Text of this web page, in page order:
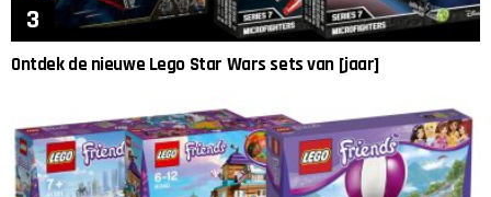
Ontdek de nieuwe Lego Star Wars sets van [jaar]